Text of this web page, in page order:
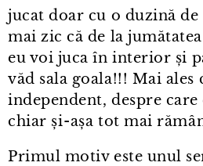
jucat doar cu o duzină
mai zic că de la
eu voi juca în interior și
văd sala goala!!! Mai
independent, despre
chiar și⁠-⁠așa tot mai
Primul motiv este unul